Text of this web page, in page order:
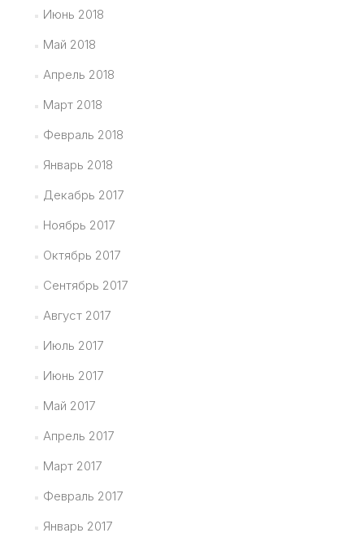
Июнь 2018
Май 2018
Апрель 2018
Март 2018
Февраль 2018
Январь 2018
Декабрь 2017
Ноябрь 2017
Октябрь 2017
Сентябрь 2017
Август 2017
Июль 2017
Июнь 2017
Май 2017
Апрель 2017
Март 2017
Февраль 2017
Январь 2017